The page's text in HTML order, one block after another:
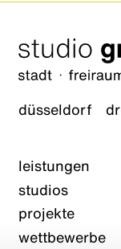
düsseldorf
leistungen
studios
projekte
wettbewerbe